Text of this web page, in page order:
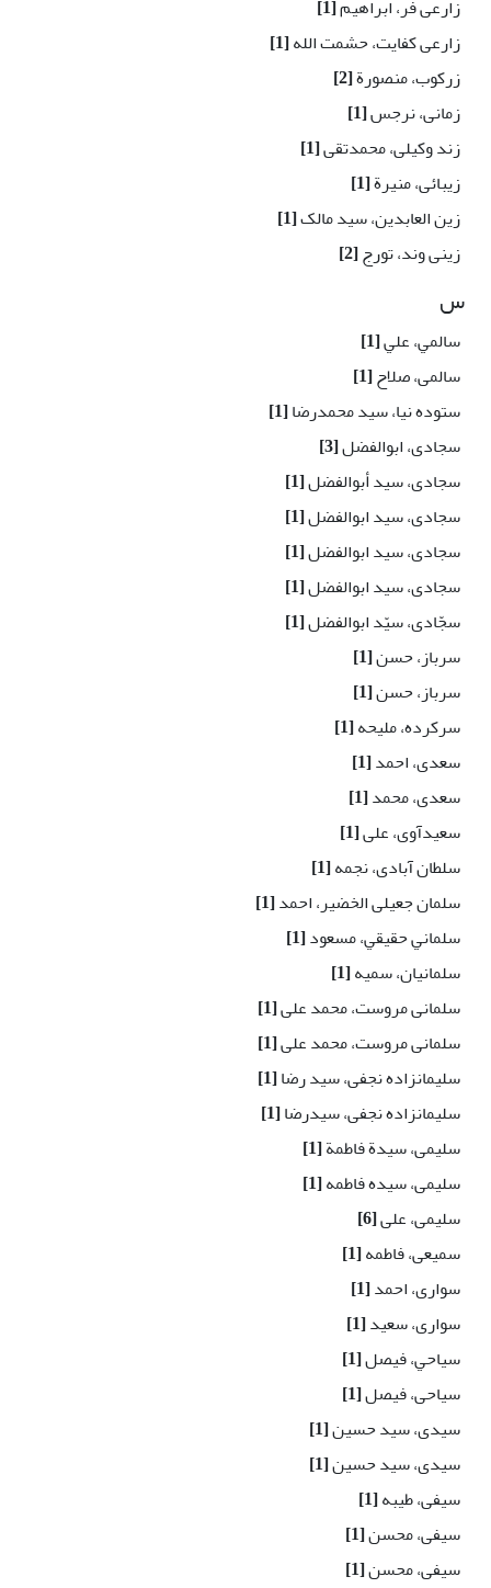
زارعی فر، ابراهیم[1]
زارعی کفایت، حشمت الله[1]
زرکوب، منصورة[2]
زمانی، نرجس[1]
زند وکیلی، محمدتقی[1]
زیبائی، منیرة[1]
زین العابدین، سید مالک[1]
زینی وند، تورج[2]
س
سالمي، علي[1]
سالمی، صلاح[1]
ستوده نیا، سید محمدرضا[1]
سجادی، ابوالفضل[3]
سجادی، سید أبوالفضل[1]
سجادی، سید ابوالفضل[1]
سجادی، سید ابوالفضل[1]
سجادی، سید ابوالفضل[1]
سجّادی، سيّد ابوالفضل[1]
سرباز، حسن[1]
سرباز، حسن[1]
سرکرده، ملیحه[1]
سعدی، احمد[1]
سعدی، محمد[1]
سعیدآوی، علی[1]
سلطان آبادی، نجمه[1]
سلمان جعیلی الخضیر، احمد[1]
سلماني حقيقي، مسعود[1]
سلمانیان، سمیه[1]
سلمانی مروست، محمد علی[1]
سلمانی مروست، محمد علی[1]
سلیمانزاده نجفی، سید رضا[1]
سلیمانزاده نجفی، سیدرضا[1]
سلیمی، سیدة فاطمة[1]
سلیمی، سیده فاطمه[1]
سلیمی، علی[6]
سمیعی، فاطمه[1]
سواری، احمد[1]
سواری، سعید[1]
سياحي، فیصل[1]
سیاحی، فیصل[1]
سیدی، سید حسین[1]
سیدی، سید حسین[1]
سیفی، طیبه[1]
سیفی، محسن[1]
سیفی، محسن[1]